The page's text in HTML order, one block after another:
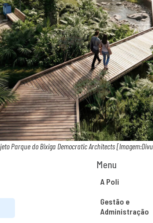
Parque do Bixiga Democratic Architects
Menu
A Poli
Gestão e
Administração